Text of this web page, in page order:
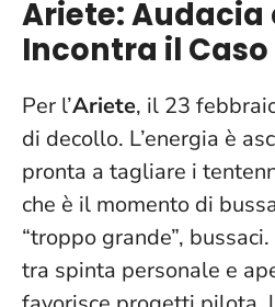
Ariete: Audacia
Incontra il Caso
Per l’Ariete, il 23
di decollo. L’energia è
pronta a tagliare i
che è il momento di
“troppo grande”, bussaci
tra spinta personale e